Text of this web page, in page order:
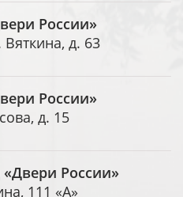
России»
Вяткина, д. 63
России»
д. 15
России»
111 «А»